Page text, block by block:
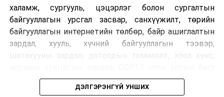
халамж, сургууль, цэцэрлэг болон сургалтын
байгууллагын урсгал засвар, санхүүжилт, төрийн
байгууллагын интернетийн төлбөр, байр ашиглалтын
зардал, хууль, хүчний байгууллагын тээвэр,
хурлын зардал, Засгийн газрын өр, орон нутгийн нөөц
хөрөнгийн санхүүжилтийг хэвийн үргэлжлүүлэхээр
ДЭЛГЭРЭНГҮЙ УНШИХ